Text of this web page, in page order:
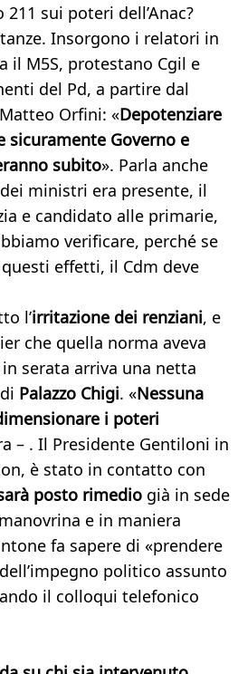
sui poteri dell’Anac?
Insorgono i relatori in
il M5S, protestano Cgil e
del Pd, a partire dal
Orfini: «Depotenziare
sicuramente Governo e
subito». Parla anche
ministri era presente, il
e candidato alle primarie,
verificare, perché se
effetti, il Cdm deve
l’irritazione dei renziani, e
che quella norma aveva
serata arriva una netta
Palazzo Chigi. «Nessuna
i poteri
– . Il Presidente Gentiloni in
è stato in contatto con
posto rimedio già in sede
e in maniera
fa sapere di «prendere
politico assunto
il colloqui telefonico